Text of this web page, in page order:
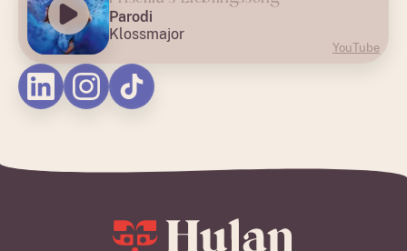
Parodi
Klossmajor
YouTube